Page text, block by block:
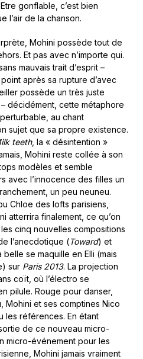
gonflable, c’est bien
l’air de la chanson.
Mohini possède tout de
Et pas avec n’importe qui.
mauvais trait d’esprit –
après sa rupture d’avec
possède un très juste
décidément, cette métaphore
au chant
sujet que sa propre existence.
teeth, la « désintention »
Mohini reste collée à son
modèles et semble
avec l’innocence des filles un
un peu neuneu.
Chloe des lofts parisiens,
atterrira finalement, ce qu’on
cinq nouvelles compositions
l’anecdotique (Toward) et
se maquille en Elli (mais
sur Paris 2013. La projection
coït, où l’électro se
pilule. Rouge pour danser,
Mohini et ses comptines Nico
les références. En étant
de ce nouveau micro-
micro-événement pour les
Mohini jamais vraiment